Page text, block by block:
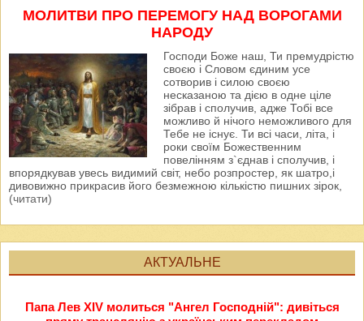
МОЛИТВИ ПРО ПЕРЕМОГУ НАД ВОРОГАМИ
НАРОДУ
Господи Боже наш, Ти премудрістю
своєю і Словом єдиним усе
сотворив і силою своєю
несказаною та дією в одне ціле
зібрав і сполучив, адже Тобі все
можливо й нічого неможливого для
Тебе не існує. Ти всі часи, літа, і
роки своїм Божественним
повелінням з`єднав і сполучив, і
впорядкував увесь видимий світ, небо розпростер, як шатро,і
дивовижно прикрасив його безмежною кількістю пишних зірок,
(читати)
АКТУАЛЬНЕ
Папа Лев XIV молиться "Ангел Господній": дивіться